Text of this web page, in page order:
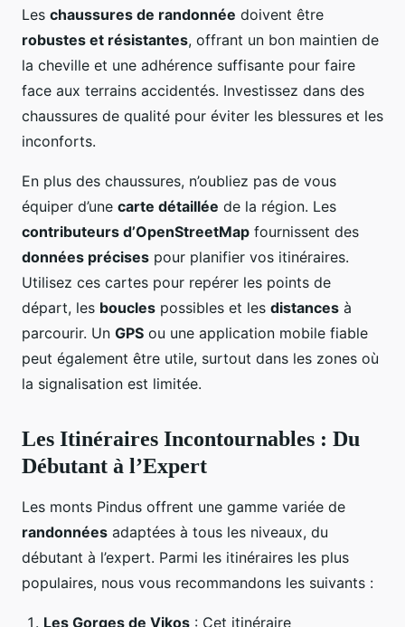
Les chaussures de randonnée doivent être
robustes et résistantes, offrant un bon maintien de
la cheville et une adhérence suffisante pour faire
face aux terrains accidentés. Investissez dans des
chaussures de qualité pour éviter les blessures et les
inconforts.
En plus des chaussures, n’oubliez pas de vous
équiper d’une carte détaillée de la région. Les
contributeurs d’OpenStreetMap fournissent des
données précises pour planifier vos itinéraires.
Utilisez ces cartes pour repérer les points de
départ, les boucles possibles et les distances à
parcourir. Un GPS ou une application mobile fiable
peut également être utile, surtout dans les zones où
la signalisation est limitée.
Les Itinéraires Incontournables : Du
Débutant à l’Expert
Les monts Pindus offrent une gamme variée de
randonnées adaptées à tous les niveaux, du
débutant à l’expert. Parmi les itinéraires les plus
populaires, nous vous recommandons les suivants :
Les Gorges de Vikos : Cet itinéraire